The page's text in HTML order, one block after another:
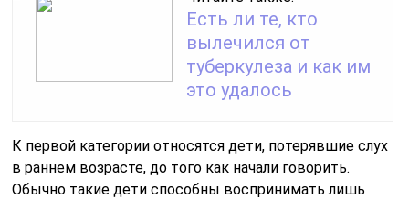
Есть ли те, кто
вылечился от
туберкулеза и как им
это удалось
К первой категории относятся дети, потерявшие слух
в раннем возрасте, до того как начали говорить.
Обычно такие дети способны воспринимать лишь